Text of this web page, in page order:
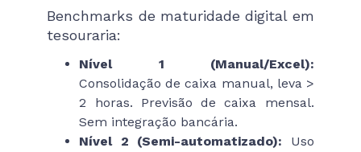
Benchmarks de maturidade digital em
tesouraria:
Nível 1 (Manual/Excel):
Consolidação de caixa manual, leva >
2 horas. Previsão de caixa mensal.
Sem integração bancária.
Nível 2 (Semi-automatizado): Uso